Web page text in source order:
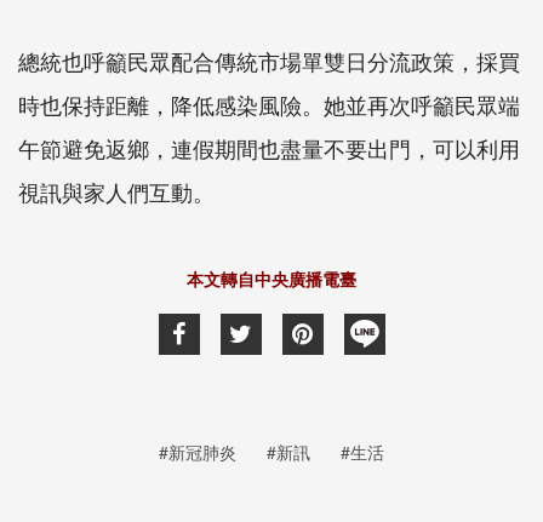
總統也呼籲民眾配合傳統市場單雙日分流政策，採買
時也保持距離，降低感染風險。她並再次呼籲民眾端
午節避免返鄉，連假期間也盡量不要出門，可以利用
視訊與家人們互動。
本文轉自中央廣播電臺
#新冠肺炎 #新訊 #生活